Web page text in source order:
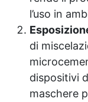
l’uso in
di
dispositivi
maschere